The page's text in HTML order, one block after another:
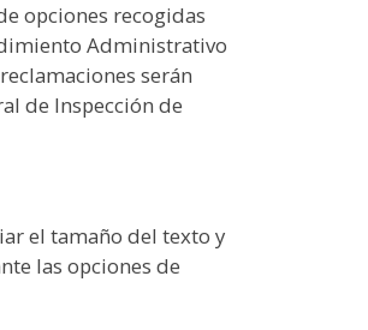
opciones recogidas
Administrativo
serán
de Inspección de
el tamaño del texto y
las opciones de